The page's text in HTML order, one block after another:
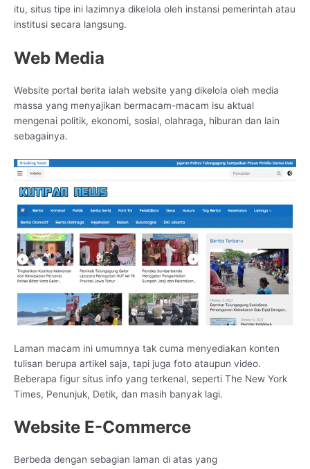
itu, situs tipe ini lazimnya dikelola oleh instansi pemerintah atau
institusi secara langsung.
Web Media
Website portal berita ialah website yang dikelola oleh media
massa yang menyajikan bermacam-macam isu aktual
mengenai politik, ekonomi, sosial, olahraga, hiburan dan lain
sebagainya.
Laman macam ini umumnya tak cuma menyediakan konten
tulisan berupa artikel saja, tapi juga foto ataupun video.
Beberapa figur situs info yang terkenal, seperti The New York
Times, Penunjuk, Detik, dan masih banyak lagi.
Website E-Commerce
Berbeda dengan sebagian laman di atas yang